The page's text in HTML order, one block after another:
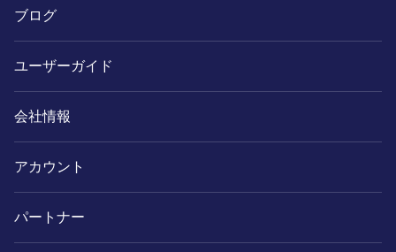
ブログ
ユーザーガイド
会社情報
アカウント
パートナー